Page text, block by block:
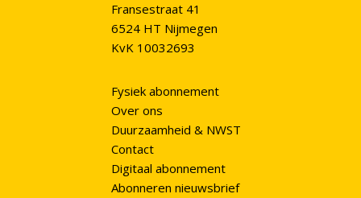
Fransestraat 41
6524 HT Nijmegen
KvK 10032693
Fysiek abonnement
Over ons
Duurzaamheid & NWST
Contact
Digitaal abonnement
Abonneren nieuwsbrief